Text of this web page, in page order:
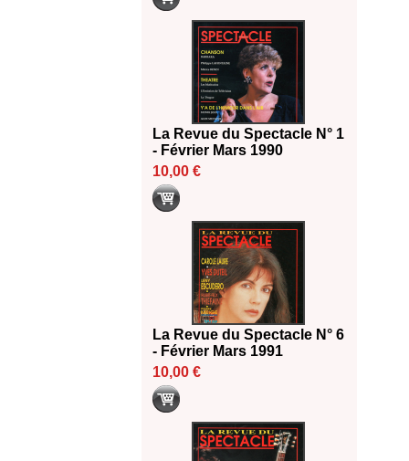
La Revue du Spectacle N° 1
- Février Mars 1990
10,00 €
La Revue du Spectacle N° 6
- Février Mars 1991
10,00 €